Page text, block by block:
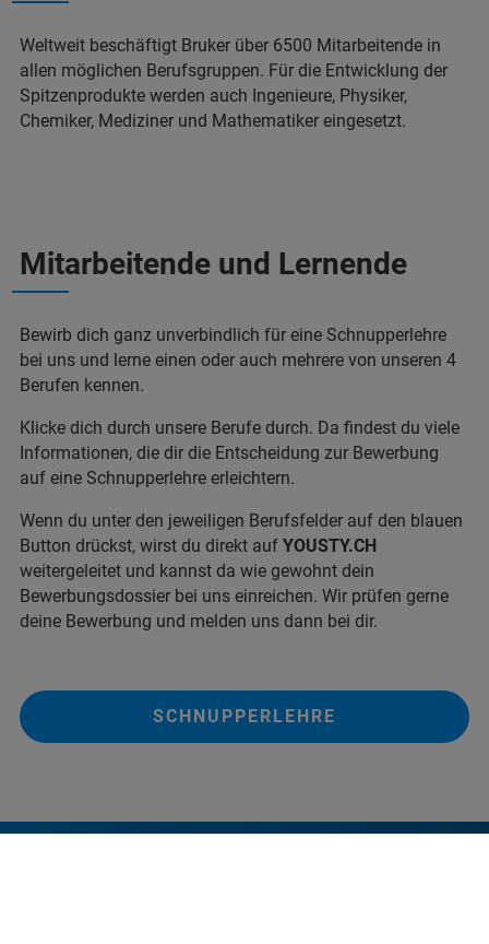
Weltweit beschäftigt Bruker über 6500 Mitarbeitende in
allen möglichen Berufsgruppen. Für die Entwicklung der
Spitzenprodukte werden auch Ingenieure, Physiker,
Chemiker, Mediziner und Mathematiker eingesetzt.
Mitarbeitende und Lernende
Bewirb dich ganz unverbindlich für eine Schnupperlehre
bei uns und lerne einen oder auch mehrere von unseren 4
Berufen kennen.
Klicke dich durch unsere Berufe durch. Da findest du viele
Informationen, die dir die Entscheidung zur Bewerbung
auf eine Schnupperlehre erleichtern.
Wenn du unter den jeweiligen Berufsfelder auf den blauen
Button drückst, wirst du direkt auf YOUSTY.CH
weitergeleitet und kannst da wie gewohnt dein
Bewerbungsdossier bei uns einreichen. Wir prüfen gerne
deine Bewerbung und melden uns dann bei dir.
SCHNUPPERLEHRE